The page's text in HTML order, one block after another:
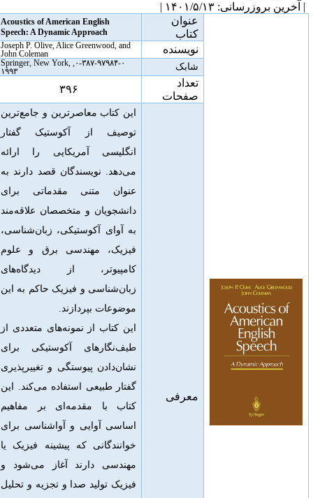
بروزرسانی: ۱۴۰۱/۵/۱۳ |
عنوان
کتاب
Acoustics of American English
Speech: A Dynamic Approach
نویسنده
Joseph P. Olive, Alice Greenwood, and
John Coleman
شابک
۰-۳۸۷-۹۷۹۸۴-۰, Springer, New York,
۱۹۹۳
تعداد
صفحات
۳۹۶
معرفی
این کتاب معاصرترین و جامع‌ترین
توصیف از آکوستیک گفتار
انگلیسی آمریکایی را ارائه
می‌دهد. نویسندگان قصد دارند به
عنوان متنی مقدماتی برای
دانشجویان و متخصصان علاقه‌مند
به آوای آکوستیکی، زبان‌شناسی،
فیزیک، مهندسی برق و علوم
کامپیوتر، از دیدگاه‌های
زبان‌شناسی و فیزیک حاکم به این
موضوعات بپردازند.
اینکتاب از نمونه‌های متعددی از
طیف‌نگارهای آکوستیکی برای
نشان‌دادن پیوستگی و تغییرپذیری
گفتار طبیعی استفاده می‌کند. این
کتاب با مقدمه‌ای بر مفاهیم
اساسی آوایی و آواشناسی برای
خوانندگانی که پیشینه فیزیک یا
مهندسی دارند آغاز می‌شود و
فیزیک تولید صدا و تجزیه و تحلیل